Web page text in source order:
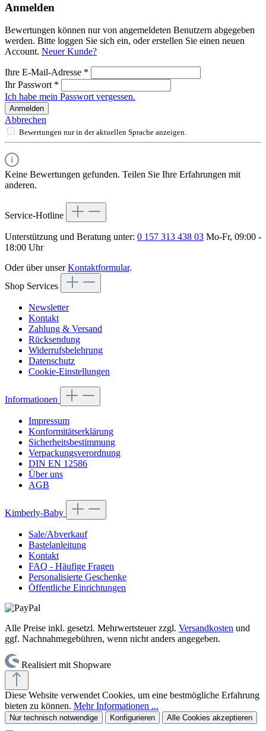
Anmelden
Bewertungen können nur von angemeldeten Benutzern abgegeben
werden. Bitte loggen Sie sich ein, oder erstellen Sie einen neuen
Account. Neuer Kunde?
Ihre E-Mail-Adresse *
Ihr Passwort *
Ich habe mein Passwort vergessen.
Anmelden
Abbrechen
Bewertungen nur in der aktuellen Sprache anzeigen.
Keine Bewertungen gefunden. Teilen Sie Ihre Erfahrungen mit
anderen.
Service-Hotline
Unterstützung und Beratung unter: 0 157 313 438 03 Mo-Fr, 09:00 -
18:00 Uhr
Oder über unserKontaktformular.
Shop Services
Newsletter
Kontakt
Zahlung & Versand
Rücksendung
Widerrufsbelehrung
Datenschutz
Cookie-Einstellungen
Informationen
Impressum
Konformitätserklärung
Sicherheitsbestimmung
Verpackungsverordnung
DIN EN 12586
Über uns
AGB
Kimberly-Baby
Sale/Abverkauf
Bastelanleitung
Kontakt
FAQ - Häufige Fragen
Personalisierte Geschenke
Öffentliche Einrichtungen
Alle Preise inkl. gesetzl. Mehrwertsteuer zzgl. Versandkosten und
ggf. Nachnahmegebühren, wenn nicht anders angegeben.
Realisiert mit Shopware
Diese Website verwendet Cookies, um eine bestmögliche Erfahrung
bieten zu können. Mehr Informationen ...
Nur technisch notwendige Konfigurieren Alle Cookies akzeptieren